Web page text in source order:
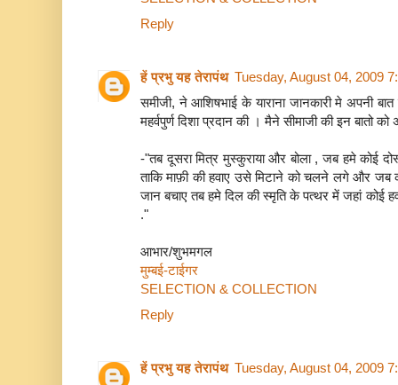
Reply
हें प्रभु यह तेरापंथ Tuesday, August 04, 2009
समीजी, ने आशिषभाई के याराना जानकारी मे अपनी
महर्वपुर्ण दिशा प्रदान की । मैने सीमाजी की इन बातो
-"तब दूसरा मित्र मुस्कुराया और बोला , जब हमे कोई
ताकि माफ़ी की हवाए उसे मिटाने को चलने लगे और जब
जान बचाए तब हमे दिल की स्मृति के पत्थर में जहां कोई
."
आभार/शुभमगल
मुम्बई-टाईगर
SELECTION & COLLECTION
Reply
हें प्रभु यह तेरापंथ Tuesday, August 04, 2009